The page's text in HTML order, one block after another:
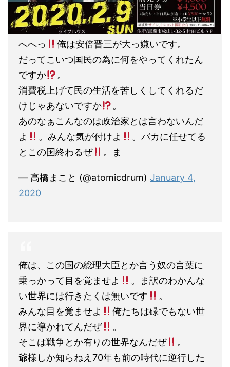
へへっ
俺は安倍晋三が大っ嫌いです。
だってこいつ国民の為に何をやってくれたん
ですか
。
消費税上げて民の生活を苦しくしてくれるだ
けじゃあないですか
。
あのなぁこんなのは政治家とは言わないんだ
よ
。みんな気が付けよ
。バカに任せてる
とこの国終わるぜ
。ま
— 高橋まこと (@atomicdrum) January 4,
2020
俺は、この国の総理大臣とか言う奴の言葉に
乗っかって目を覚ませよ
。ま訳のわかんな
い世界には行きたくは無いです
。
みんな目を覚ませよ
俺たちは碌でもない世
界に導かれてんだぜ
。
そこは戦争とか有りの世界なんだぜ
。
爺様しか知らねえ70年も前の時代に逆行した